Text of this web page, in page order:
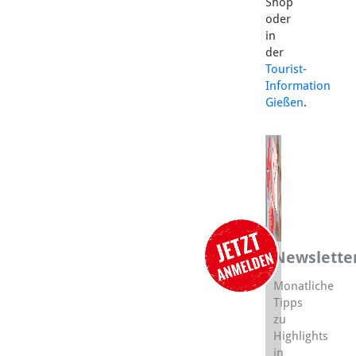
oder
in
der
Tourist-
Information
Gießen.
Monatliche
Tipps
zu
Highlights
in